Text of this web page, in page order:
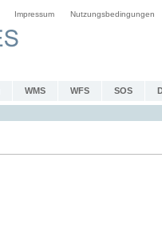
Impressum Nutzungsbedingungen
WMS WFS SOS